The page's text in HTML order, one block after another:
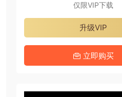
仅限VIP下载
升级VIP
立即购买